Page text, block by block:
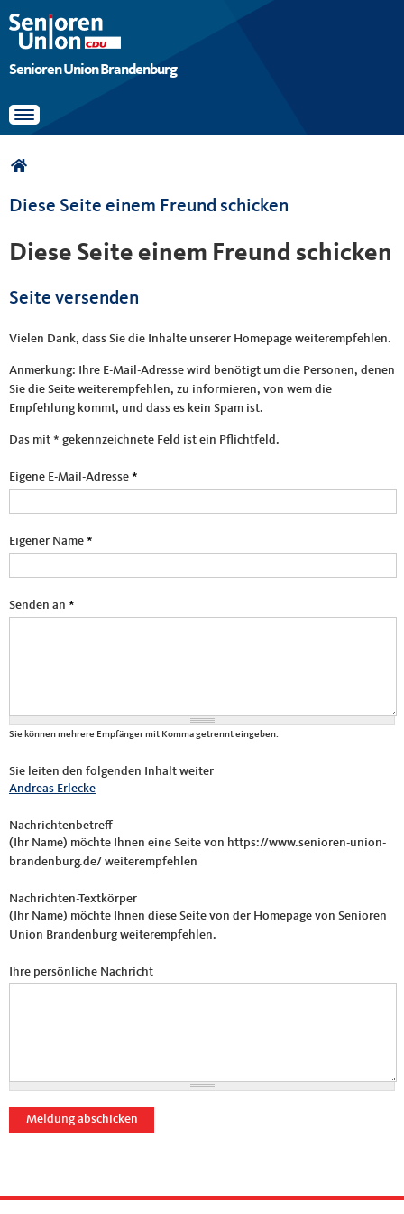
Senioren Union Brandenburg
Toggle navigation
Sie sind hier
Diese Seite einem Freund schicken
Diese Seite einem Freund schicken
Seite versenden
Vielen Dank, dass Sie die Inhalte unserer Homepage weiterempfehlen.
Anmerkung: Ihre E-Mail-Adresse wird benötigt um die Personen, denen
Sie die Seite weiterempfehlen, zu informieren, von wem die
Empfehlung kommt, und dass es kein Spam ist.
Das mit * gekennzeichnete Feld ist ein Pflichtfeld.
Eigene E-Mail-Adresse *
Eigener Name *
Senden an *
Sie können mehrere Empfänger mit Komma getrennt eingeben.
Sie leiten den folgenden Inhalt weiter
Andreas Erlecke
Nachrichtenbetreff
(Ihr Name) möchte Ihnen eine Seite von https://www.senioren-union-
brandenburg.de/ weiterempfehlen
Nachrichten-Textkörper
(Ihr Name) möchte Ihnen diese Seite von der Homepage von Senioren
Union Brandenburg weiterempfehlen.
Ihre persönliche Nachricht